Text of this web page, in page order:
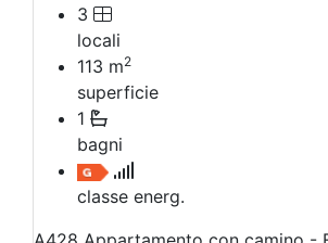
3
locali
113 m2
superficie
1
bagni
classe energ.